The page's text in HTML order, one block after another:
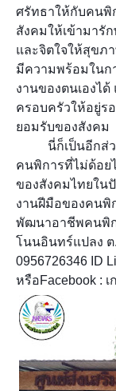
ศรัทธาให้กับคนพิ
สังคมให้เข้ามารั
และจิตใจให้สุขภ
มีความพร้อมในก
งานของตนเองได้
ครอบครัวให้อยู่ร
ยอมรับของสังคม
นี่ก็เป็นอีกส่วน
คนพิการที่ไม่ด้อย
ของสังคมไทยใน
งานฝีมือของคนพิ
พัฒนาอาชีพคนพิ
โนนอินทร์แปลง
0956726346 ID
หรือFacebook :